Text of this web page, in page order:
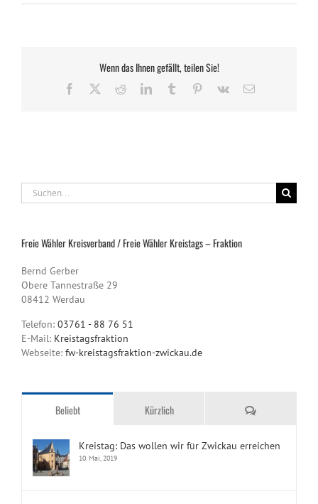
Wenn das Ihnen gefällt, teilen Sie!
Facebook RedditLinkedInTumblr Pinterest
Vk
E-
Suche
nach:
Freie Wähler Kreisverband / Freie Wähler Kreistags – Fraktion
Bernd Gerber
Obere Tannestraße 29
08412 Werdau
Telefon: 03761 - 88 76 51
E-Mail: Kreistagsfraktion
Webseite: fw-kreistagsfraktion-zwickau.de
Beliebt Kürzlich Kommentare
Kreistag: Das wollen wir für Zwickau erreichen
10. Mai, 2019